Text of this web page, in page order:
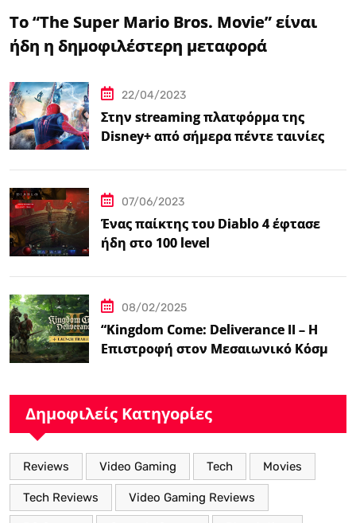
Το “The Super Mario Bros. Movie” είναι
ήδη η δημοφιλέστερη μεταφορά
22/04/2023
Στην streaming πλατφόρμα της
Disney+ από σήμερα πέντε ταινίες
07/06/2023
Ένας παίκτης του Diablo 4 έφτασε
ήδη στο 100 level
08/02/2025
“Kingdom Come: Deliverance II – Η
Επιστροφή στον Μεσαιωνικό Κόσμο
Δημοφιλείς Κατηγορίες
Reviews Video Gaming Tech Movies
Tech Reviews Video Gaming Reviews